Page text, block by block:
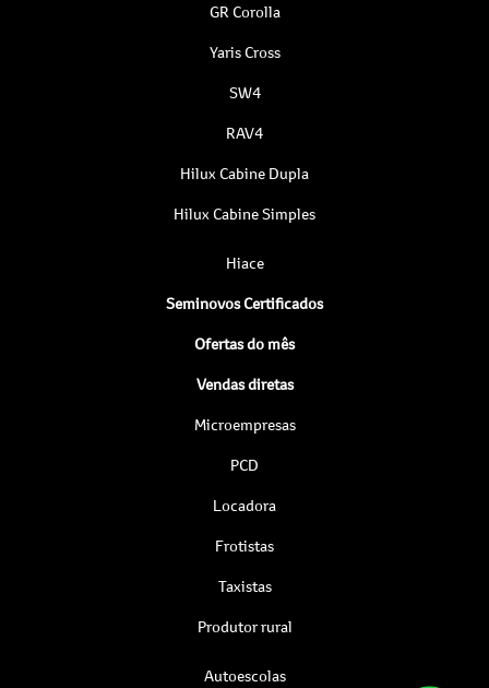
GR Corolla
Yaris Cross
SW4
RAV4
Hilux Cabine Dupla
Hilux Cabine Simples
Hiace
Seminovos Certificados
Ofertas do mês
Vendas diretas
Microempresas
PCD
Locadora
Frotistas
Taxistas
Produtor rural
Autoescolas